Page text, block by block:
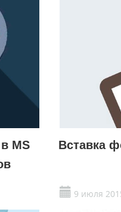
MS
Вставка
9 июля